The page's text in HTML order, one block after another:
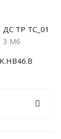
ДС ТР ТС_01
3 Мб